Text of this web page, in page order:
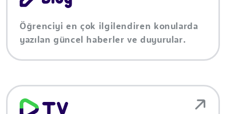
Öğrenciyi en çok ilgilendiren konularda
yazılan güncel haberler ve duyurular.